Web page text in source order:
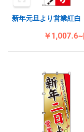
新年元旦より営業紅白
￥1,007.6~